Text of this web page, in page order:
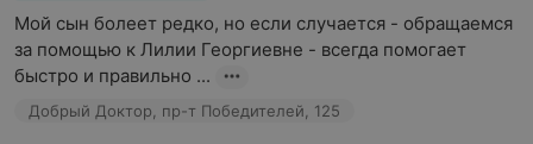
Мой сын болеет редко, но если случается - обращаемся
за помощью к Лилии Георгиевне - всегда помогает
быстро и правильно ...
Добрый Доктор, пр-т Победителей, 125